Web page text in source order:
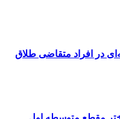
در افراد متقاضی طلاق